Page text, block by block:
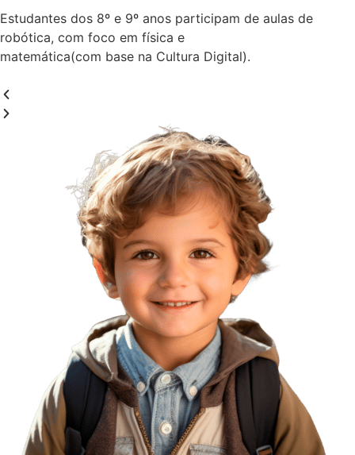
Estudantes dos 8º e 9º anos participam de aulas de
robótica, com foco em física e
matemática(com base na Cultura Digital).